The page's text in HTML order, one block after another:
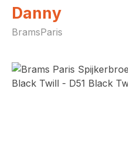
Danny
BramsParis
Afbeeldingengalerij